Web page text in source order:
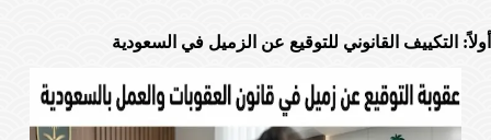
أولاً: التكييف القانوني للتوقيع عن الزميل في السعودية